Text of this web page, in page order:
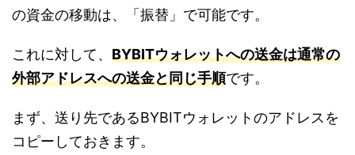
の資金の移動は、「振替」で可能です。
これに対して、 BYBITウォレットへの送金は通常の
外部アドレスへの送金と同じ手順です。
まず、送り先であるBYBITウォレットのアドレスを
コピーしておきます。